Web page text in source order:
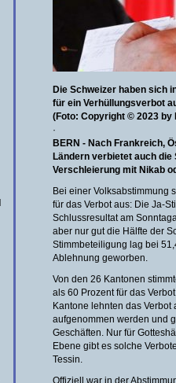
Die Schweizer haben sich
für ein Verhüllungsverbot
(Foto: Copyright © 2023 by
·
BERN - Nach Frankreich,
Ländern verbietet auch
Verschleierung mit Nikab
Bei einer Volksabstimmung
für das Verbot aus: Die Ja-
Schlussresultat am
aber nur gut die Hälfte der
Stimmbeteiligung lag bei
Ablehnung geworben.
Von den 26 Kantonen
als 60 Prozent für das
Kantone lehnten das Verbot
aufgenommen werden und
Geschäften. Nur für
Ebene gibt es solche
Tessin.
Offiziell war in der